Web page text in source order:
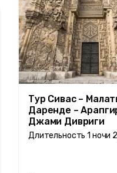
Тур Сивас –
Даренде –
Джами Дивриги
Длительность 1 ночи